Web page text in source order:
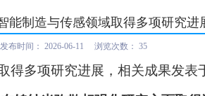
能制造与传感领域取得多项研究进
布时间： 2026-06-11 浏览次数： 35
得多项研究进展，相关成果发表